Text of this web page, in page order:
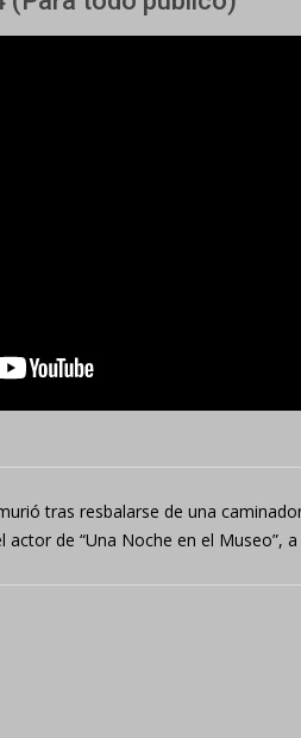
tras resbalarse de una
actor de “Una Noche en el Museo”,